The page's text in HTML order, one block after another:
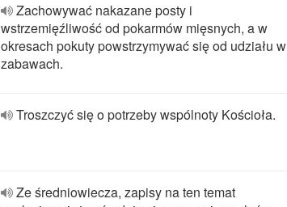
Zachowywać nakazane posty i
wstrzemięźliwość od pokarmów mięsnych, a w
okresach pokuty powstrzymywać się od udziału w
zabawach.
Troszczyć się o potrzeby wspólnoty Kościoła.
Ze średniowiecza, zapisy na ten temat